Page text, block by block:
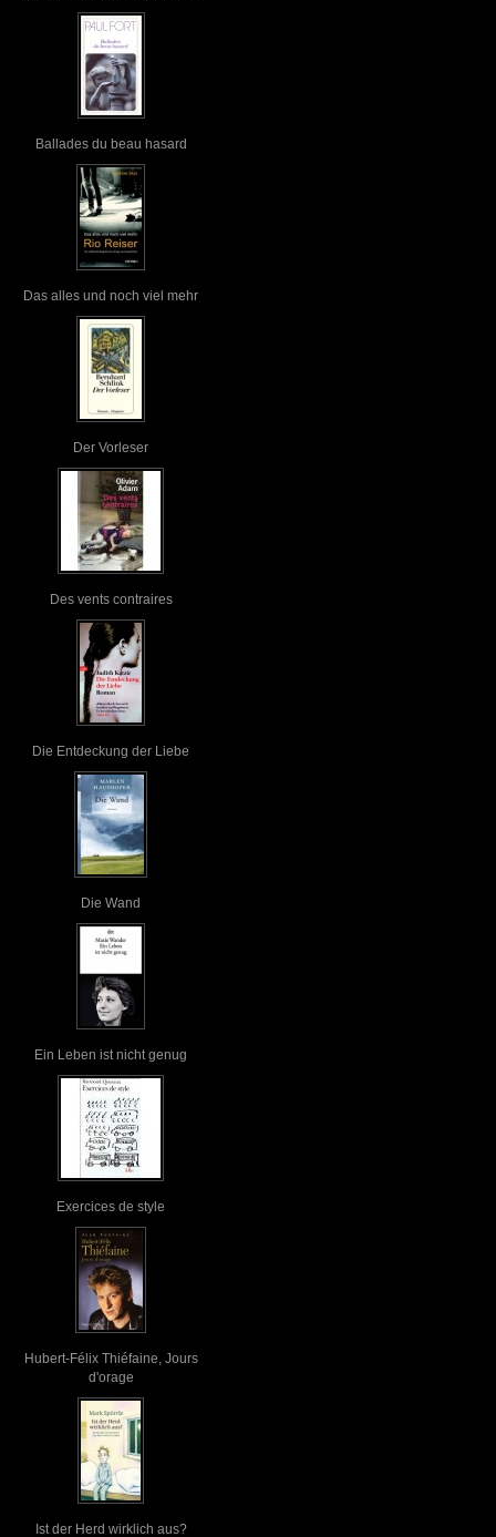
Ballades du beau hasard
Das alles und noch viel mehr
Der Vorleser
Des vents contraires
Die Entdeckung der Liebe
Die Wand
Ein Leben ist nicht genug
Exercices de style
Hubert-Félix Thiéfaine, Jours
d'orage
Ist der Herd wirklich aus?